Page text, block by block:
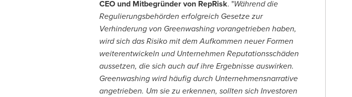
CEO und Mitbegründer von RepRisk. "Während die
Regulierungsbehörden erfolgreich Gesetze zur
Verhinderung von Greenwashing vorangetrieben haben,
wird sich das Risiko mit dem Aufkommen neuer Formen
weiterentwickeln und Unternehmen Reputationsschäden
aussetzen, die sich auch auf ihre Ergebnisse auswirken.
Greenwashing wird häufig durch Unternehmensnarrative
angetrieben. Um sie zu erkennen, sollten sich Investoren